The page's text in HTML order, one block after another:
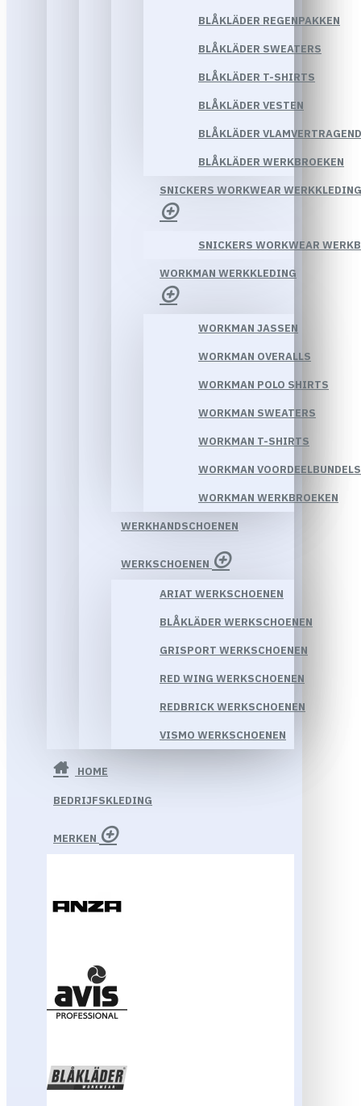
BLÅKLÄDER REGENPAKKEN
BLÅKLÄDER SWEATERS
BLÅKLÄDER T-SHIRTS
BLÅKLÄDER VESTEN
BLÅKLÄDER
BLÅKLÄDER WERKBROEKEN
SNICKERS WORKWEAR WERKKLEDING
SNICKERS WORKWEAR
WORKMAN WERKKLEDING
WORKMAN JASSEN
WORKMAN OVERALLS
WORKMAN POLO SHIRTS
WORKMAN SWEATERS
WORKMAN T-SHIRTS
WORKMAN VOORDEELBUNDELS
WORKMAN WERKBROEKEN
WERKHANDSCHOENEN
WERKSCHOENEN
ARIAT WERKSCHOENEN
BLÅKLÄDER WERKSCHOENEN
GRISPORT WERKSCHOENEN
RED WING WERKSCHOENEN
REDBRICK WERKSCHOENEN
VISMO WERKSCHOENEN
HOME
BEDRIJFSKLEDING
MERKEN